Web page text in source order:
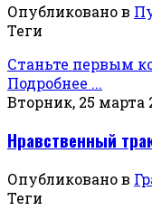
Опубликовано в
Теги
Станьте первым
Подробнее ...
Вторник, 25 марта
Нравственный
Опубликовано в
Теги